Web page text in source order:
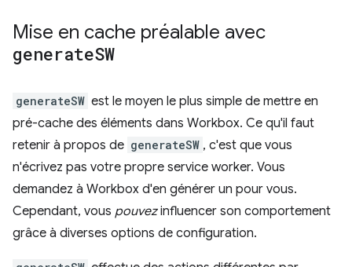
Mise en cache préalable avec
generateSW
generateSW est le moyen le plus simple de mettre en
pré-cache des éléments dans Workbox. Ce qu'il faut
retenir à propos de generateSW , c'est que vous
n'écrivez pas votre propre service worker. Vous
demandez à Workbox d'en générer un pour vous.
Cependant, vous pouvezinfluencer son comportement
grâce à diverses options de configuration.